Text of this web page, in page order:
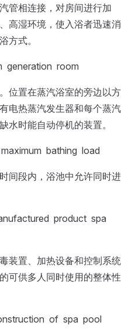
管相连接，对房间进行加
高湿环境，使入浴者迅速消
方式。
generation room
位置在蒸汽浴室的旁边以方
电热蒸汽发生器和每个蒸汽
水时能自动停机的装置。
bathing load
间段内，浴池中允许同时进
product spa
装置、加热设备和控制系统
可供多人同时使用的整体性
of spa pool